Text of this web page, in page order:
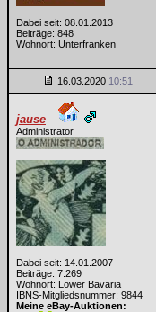
Dabei seit: 08.01.2013
Beiträge: 848
Wohnort: Unterfranken
16.03.2020 10:51
jause
Administrator
Dabei seit: 14.01.2007
Beiträge: 7.269
Wohnort: Lower Bavaria
IBNS-Mitgliedsnummer: 9844
Meine eBay-Auktionen: